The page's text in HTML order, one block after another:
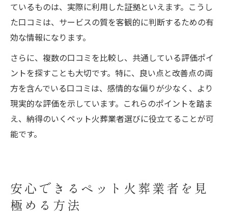
ているものは、実際に利用した証拠といえます。こうし
た口コミは、サービスの質を客観的に判断するための有
効な情報になります。
さらに、複数の口コミを比較し、共通している評価ポイ
ントを探すことも大切です。特に、良い点と改善点の両
方を含んでいる口コミは、感情的な偏りが少なく、より
現実的な評価を示しています。これらのポイントを踏ま
え、納得のいくペット火葬業者選びに役立てることが可
能です。
安心できるペット火葬業者を見
極める方法